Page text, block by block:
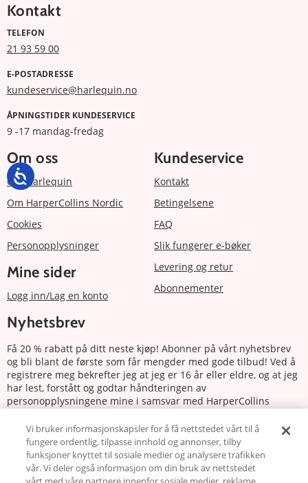
Kontakt
TELEFON
21 93 59 00
E-POSTADRESSE
kundeservice@harlequin.no
ÅPNINGSTIDER KUNDESERVICE
9 -17 mandag-fredag
Om oss
Om Harlequin
Om HarperCollins Nordic
Cookies
Personopplysninger
Mine sider
Logg inn/Lag en konto
Kundeservice
Kontakt
Betingelsene
FAQ
Slik fungerer e-bøker
Levering og retur
Abonnementer
Nyhetsbrev
Få 20 % rabatt på ditt neste kjøp! Abonner på vårt nyhetsbrev
og bli blant de første som får mengder med gode tilbud! Ved å
registrere meg bekrefter jeg at jeg er 16 år eller eldre, og at jeg
har lest, forstått og godtar håndteringen av
personopplysningene mine i samsvar med HarperCollins
Abonnere
Vi bruker informasjonskapsler for å få nettstedet vårt til å
fungere ordentlig, tilpasse innhold og annonser, tilby
funksjoner knyttet til sosiale medier og analysere trafikken
vår. Vi deler også informasjon om din bruk av nettstedet